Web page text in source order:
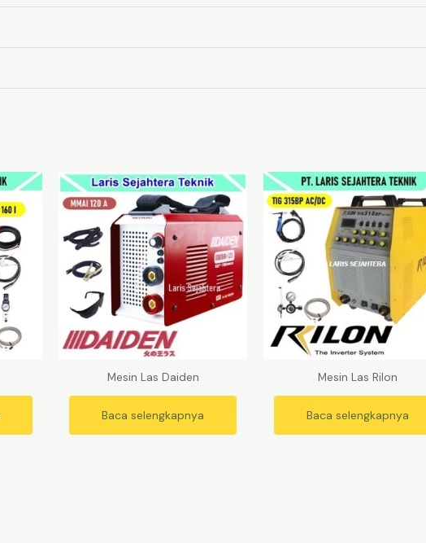
Mesin Las Daiden
Baca selengkapnya
Mesin Las Rilon
Baca selengkapnya